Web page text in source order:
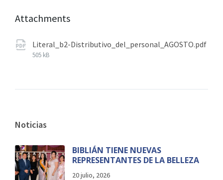
Attachments
Literal_b2-Distributivo_del_personal_AGOSTO.pdf
505 kB
Noticias
BIBLIÁN TIENE NUEVAS
REPRESENTANTES DE LA BELLEZA
20 julio, 2026